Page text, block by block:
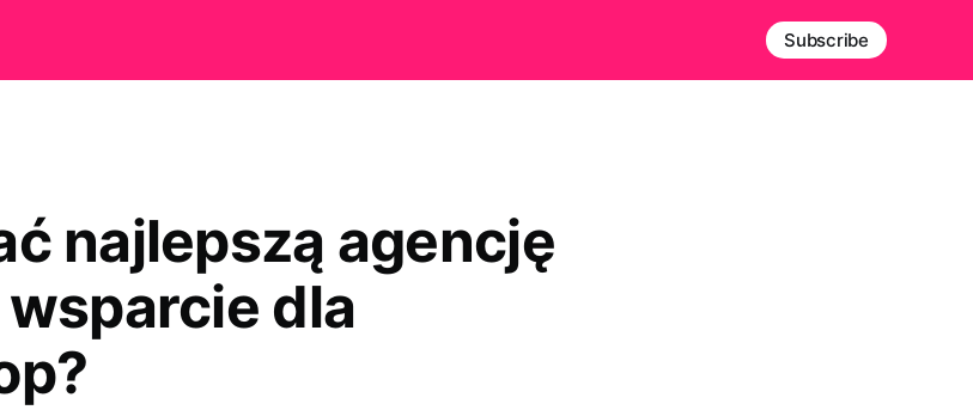
Subscribe
najlepszą agencję
dla